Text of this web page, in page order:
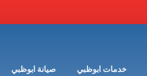
خدمات ابوظبي صيانة ابوظبي